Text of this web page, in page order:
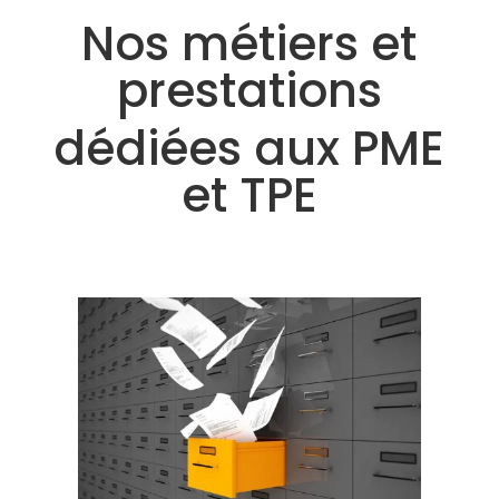
Nos métiers et
prestations
dédiées aux PME
et TPE